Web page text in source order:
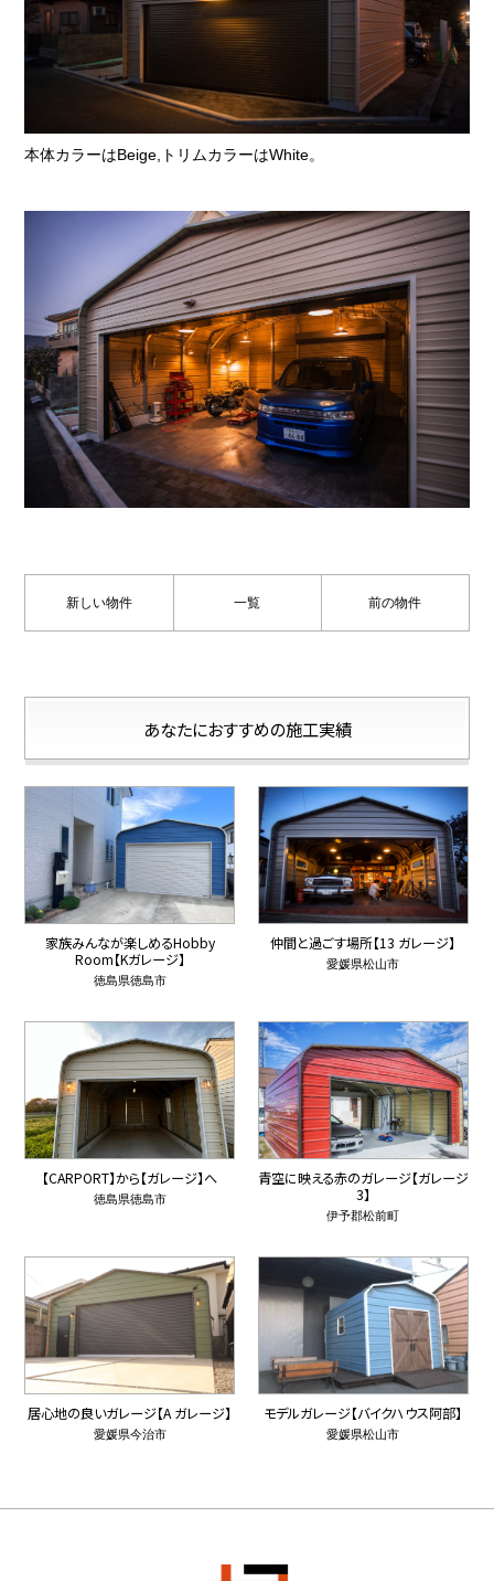
本体カラーはBeige,トリムカラーはWhite。
新しい物件 一覧 前の物件
あなたにおすすめの施工実績
家族みんなが楽しめるHobby
Room【Kガレージ】
徳島県徳島市
仲間と過ごす場所【13 ガレージ】
愛媛県松山市
【CARPORT】から【ガレージ】へ
徳島県徳島市
青空に映える赤のガレージ【ガレージ
3】
伊予郡松前町
居心地の良いガレージ【A ガレージ】
愛媛県今治市
モデルガレージ【バイクハウス阿部】
愛媛県松山市